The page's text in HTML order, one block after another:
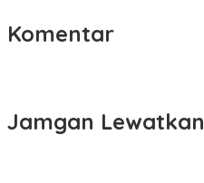
Komentar
Jamgan Lewatkan